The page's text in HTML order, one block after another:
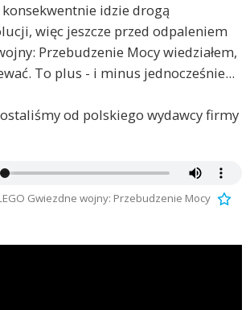
idzie drogą
więc jeszcze przed odpaleniem
Przebudzenie Mocy wiedziałem,
To plus - i minus jednocześnie...
od polskiego wydawcy firmy
Gwiezdne wojny: Przebudzenie Mocy